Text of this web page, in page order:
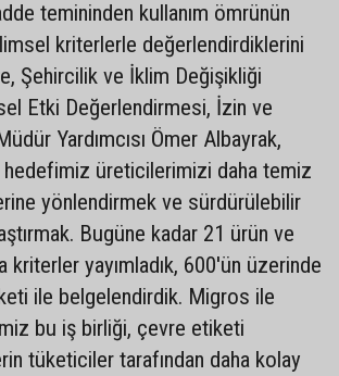
temininden kullanım ömrünün
kriterlerle değerlendirdiklerini
Şehircilik ve İklim Değişikliği
Etki Değerlendirmesi, İzin ve
Yardımcısı Ömer Albayrak,
hedefimiz üreticilerimizi daha temiz
yönlendirmek ve sürdürülebilir
Bugüne kadar 21 ürün ve
kriterler yayımladık, 600'ün üzerinde
ile belgelendirdik. Migros ile
bu iş birliği, çevre etiketi
tüketiciler tarafından daha kolay